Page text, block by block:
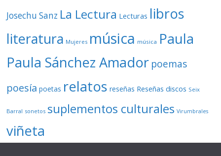
Josechu Sanz La Lectura Lecturas libros
literatura Mujeres música música Paula
Paula Sánchez Amador poemas
poesía poetas relatos reseñas Reseñas discos Seix
Barral sonetos suplementos culturales Virumbrales
viñeta